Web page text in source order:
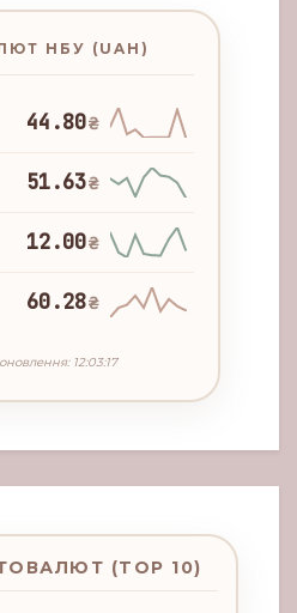
НБУ (UAH)
44.80₴
51.63₴
12.00₴
60.28₴
12:03:17
(TOP 10)